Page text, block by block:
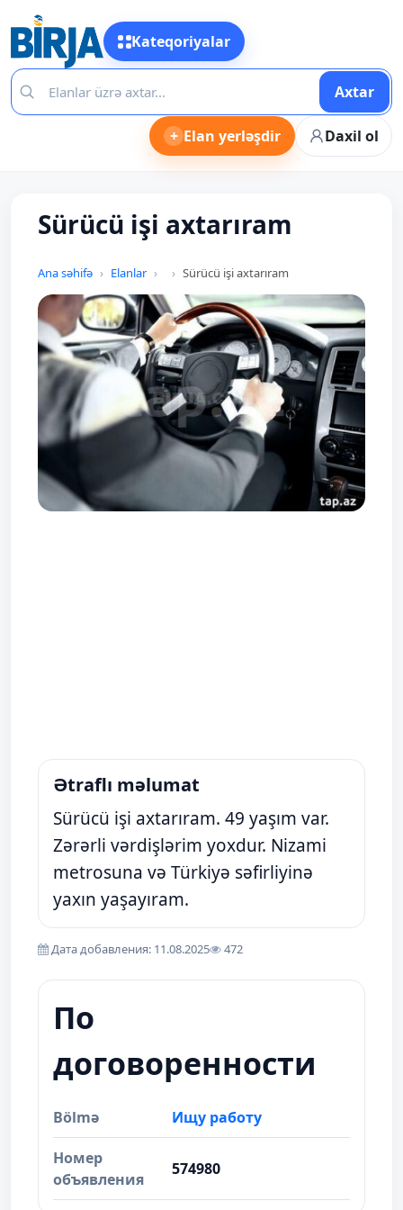
Kateqoriyalar
Axtar
+ Elan yerləşdir Daxil ol
Sürücü işi axtarıram
Ana səhifə Elanlar Sürücü işi axtarıram
Ətraflı məlumat
Sürücü işi axtarıram. 49 yaşım var.
Zərərli vərdişlərim yoxdur. Nizami
metrosuna və Türkiyə səfirliyinə
yaxın yaşayıram.
Дата добавления: 11.08.2025 472
По
договоренности
Bölmə Ищу работу
Номер
объявления
574980